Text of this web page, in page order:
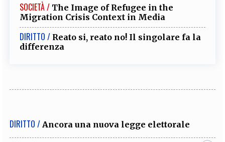
SOCIETÀ / The Image of Refugee in the
Migration Crisis Context in Media
DIRITTO / Reato si, reato no! Il singolare fa la
differenza
DIRITTO / Ancora una nuova legge elettorale